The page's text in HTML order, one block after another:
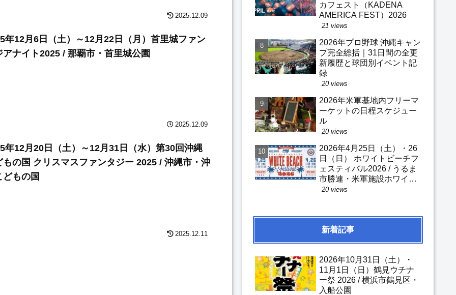
2025.12.09
年12月6日（土）～12月22日（月）首里城ファン
アナイト2025 / 那覇市・首里城公園
2025.12.09
年12月20日（土）～12月31日（水）第30回沖縄
もの国 クリスマスファンタジー 2025 / 沖縄市・沖
どもの国
2025.12.11
カフェスト（KADENA
AMERICA FEST）2026
21 views
2026年プロ野球 沖縄キャン
プ完全総括｜31日間の全更
新履歴と球団別イベント記
録
20 views
2026年米軍基地内フリーマ
ーケットの日程スケジュー
ル
20 views
2026年4月25日（土）・26
日（日） ホワイトビーチフ
ェスティバル2026 / うるま
市勝連・米軍施設ホワイト
ビーチ
20 views
新着記事
2026年10月31日（土）・
11月1日（日）鶴見ウチナ
ー祭 2026 / 横浜市鶴見区・
入船公園